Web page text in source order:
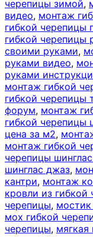
черепицы зимой,
видео, монтаж
гибкой черепицы
гибкой черепицы
своими руками,
руками видео,
руками
монтаж гибкой
гибкой черепицы
форум, монтаж
гибкой черепицы
цена за м2,
монтаж гибкой
черепицы
шинглас джаз,
кантри, монтаж
кровли из гибкой
черепицы,
мох гибкой
черепицы, мягкая